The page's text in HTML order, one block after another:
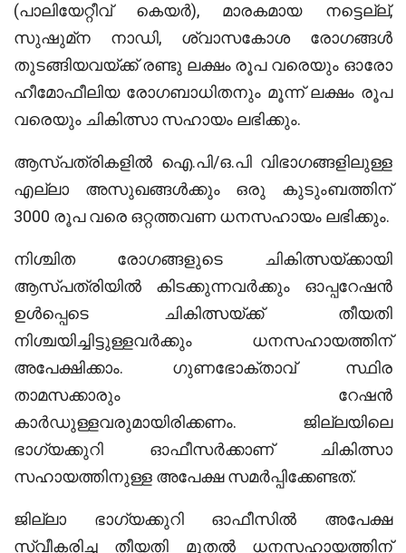
(പാലിയേറ്റീവ് കെയര്‍), മാരകമായ നട്ടെല്ല്,
സുഷുമ്‌ന നാഡി, ശ്വാസകോശ രോഗങ്ങള്‍
തുടങ്ങിയവയ്ക്ക് രണ്ടു ലക്ഷം രൂപ വരെയും ഓരോ
ഹീമോഫീലിയ രോഗബാധിതനും മൂന്ന് ലക്ഷം രൂപ
വരെയും ചികിത്സാ സഹായം ലഭിക്കും.
ആസ്പത്രികളില്‍ ഐ.പി/ഒ.പി വിഭാഗങ്ങളിലുള്ള
എല്ലാ അസുഖങ്ങള്‍ക്കും ഒരു കുടുംബത്തിന്
3000 രൂപ വരെ ഒറ്റത്തവണ ധനസഹായം ലഭിക്കും.
നിശ്ചിത രോഗങ്ങളുടെ ചികിത്സയ്ക്കായി
ആസ്പത്രിയില്‍ കിടക്കുന്നവര്‍ക്കും ഓപ്പറേഷന്‍
ഉള്‍പ്പെടെ ചികിത്സയ്ക്ക് തീയതി
നിശ്ചയിച്ചിട്ടുള്ളവര്‍ക്കും ധനസഹായത്തിന്
അപേക്ഷിക്കാം. ഗുണഭോക്താവ് സ്ഥിര
താമസക്കാരും റേഷന്‍
കാര്‍ഡുള്ളവരുമായിരിക്കണം. ജില്ലയിലെ
ഭാഗ്യക്കുറി ഓഫീസര്‍ക്കാണ് ചികിത്സാ
സഹായത്തിനുള്ള അപേക്ഷ സമര്‍പ്പിക്കേണ്ടത്.
ജില്ലാ ഭാഗ്യക്കുറി ഓഫീസില്‍ അപേക്ഷ
സ്വീകരിച്ച തീയതി മുതല്‍ ധനസഹായത്തിന്